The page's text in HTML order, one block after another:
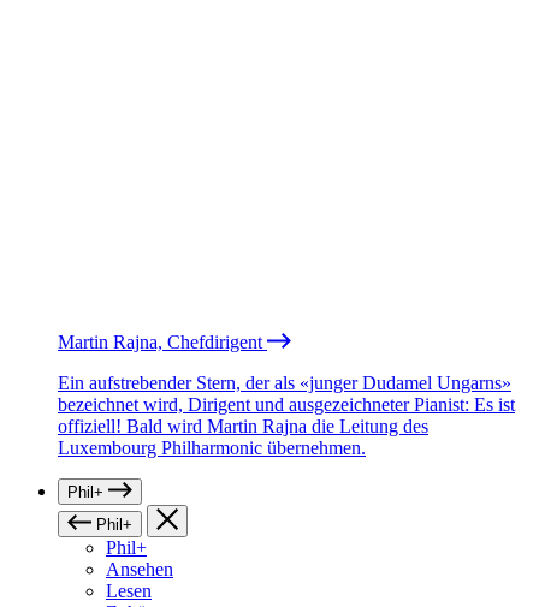
Martin Rajna, Chefdirigent
Ein aufstrebender Stern, der als «junger Dudamel Ungarns»
bezeichnet wird, Dirigent und ausgezeichneter Pianist: Es ist
offiziell! Bald wird Martin Rajna die Leitung des
Luxembourg Philharmonic übernehmen.
Phil+
Phil+
Phil+
Ansehen
Lesen